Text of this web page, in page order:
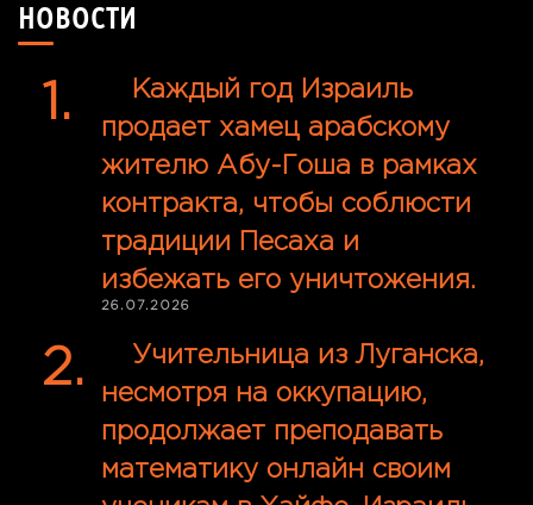
НОВОСТИ
Каждый год Израиль
продает хамец арабскому
жителю Абу-Гоша в рамках
контракта, чтобы соблюсти
традиции Песаха и
избежать его уничтожения.
26.07.2026
Учительница из Луганска,
несмотря на оккупацию,
продолжает преподавать
математику онлайн своим